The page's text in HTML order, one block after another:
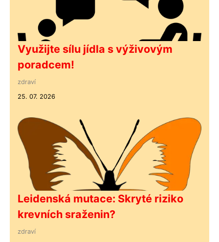
Využijte sílu jídla s výživovým
poradcem!
zdraví
25. 07. 2026
Leidenská mutace: Skryté riziko
krevních sraženin?
zdraví